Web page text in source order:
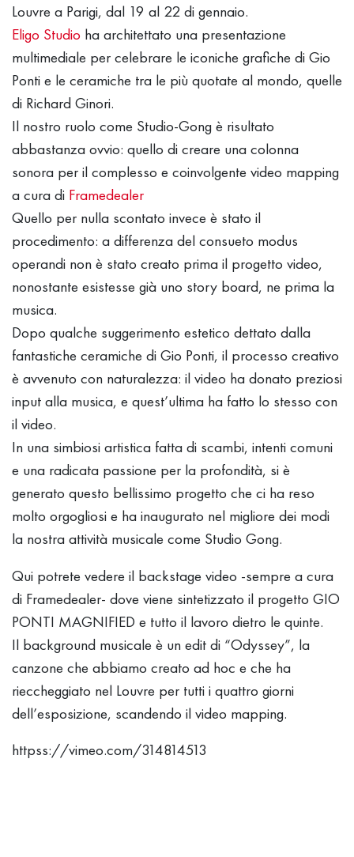
Louvre a Parigi, dal 19 al 22 di gennaio.
Eligo Studio ha architettato una presentazione
multimediale per celebrare le iconiche grafiche di Gio
Ponti e le ceramiche tra le più quotate al mondo, quelle
di Richard Ginori.
Il nostro ruolo come Studio-Gong è risultato
abbastanza ovvio: quello di creare una colonna
sonora per il complesso e coinvolgente video mapping
a cura di Framedealer
Quello per nulla scontato invece è stato il
procedimento: a differenza del consueto modus
operandi non è stato creato prima il progetto video,
nonostante esistesse già uno story board, ne prima la
musica.
Dopo qualche suggerimento estetico dettato dalla
fantastiche ceramiche di Gio Ponti, il processo creativo
è avvenuto con naturalezza: il video ha donato preziosi
input alla musica, e quest’ultima ha fatto lo stesso con
il video.
In una simbiosi artistica fatta di scambi, intenti comuni
e una radicata passione per la profondità, si è
generato questo bellissimo progetto che ci ha reso
molto orgogliosi e ha inaugurato nel migliore dei modi
la nostra attività musicale come Studio Gong.
Qui potrete vedere il backstage video -sempre a cura
di Framedealer- dove viene sintetizzato il progetto GIO
PONTI MAGNIFIED e tutto il lavoro dietro le quinte.
Il background musicale è un edit di “Odyssey”, la
canzone che abbiamo creato ad hoc e che ha
rieccheggiato nel Louvre per tutti i quattro giorni
dell’esposizione, scandendo il video mapping.
httpss://vimeo.com/314814513